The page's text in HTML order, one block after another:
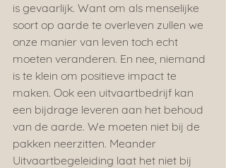
is gevaarlijk. Want om als menselijke
soort op aarde te overleven zullen we
onze manier van leven toch echt
moeten veranderen. En nee, niemand
is te klein om positieve impact te
maken. Ook een uitvaartbedrijf kan
een bijdrage leveren aan het behoud
van de aarde. We moeten niet bij de
pakken neerzitten. Meander
Uitvaartbegeleiding laat het niet bij